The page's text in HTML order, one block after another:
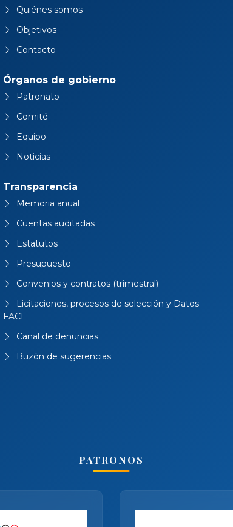
Quiénes somos
Objetivos
Contacto
Órganos de gobierno
Patronato
Comité
Equipo
Noticias
Transparencia
Memoria anual
Cuentas auditadas
Estatutos
Presupuesto
Convenios y contratos (trimestral)
Licitaciones, procesos de selección y Datos
FACE
Canal de denuncias
Buzón de sugerencias
PATRONOS